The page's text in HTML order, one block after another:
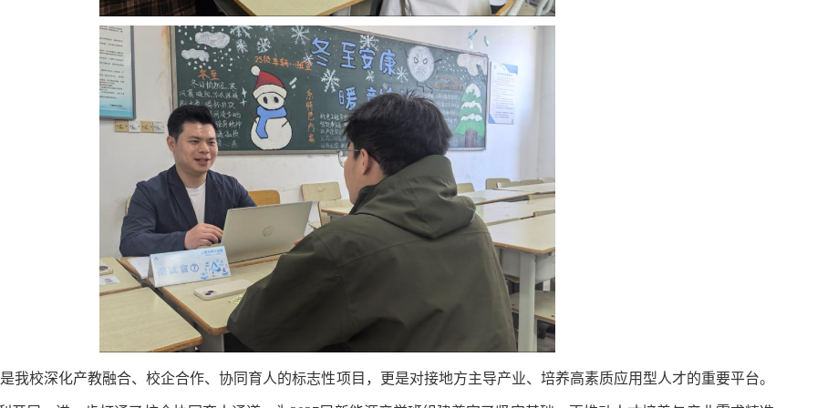
我校深化产教融合、校企合作、协同育人的标志性项目，更是对接地方主导产业、培养高素质应用型人才的重要平台。